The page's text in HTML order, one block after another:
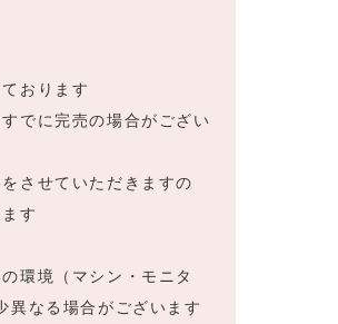
おります
でに完売の場合がござい
させていただきますの
す
環境（マシン・モニタ
異なる場合がございます